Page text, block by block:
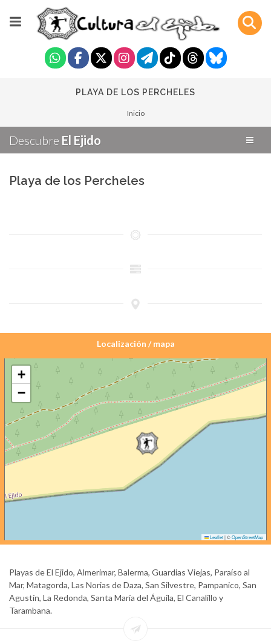
PLAYA DE LOS PERCHELES
Inicio
Descubre El Ejido
Playa de los Percheles
Localización / mapa
+
−
Leaflet|©OpenStreetMap
Playas de El Ejido, Almerimar, Balerma, Guardias Viejas, Paraíso al
Mar, Matagorda, Las Norias de Daza, San Silvestre, Pampanico, San
Agustín, La Redonda, Santa María del Águila, El Canalillo y
Tarambana.